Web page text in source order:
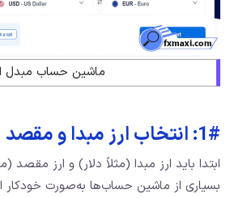
ماشین حساب مبدل
1#: انتخاب ارز مبدا و مقصد
ابتدا باید ارز مبدا (مثلاً دلار) و ارز مقصد
بسیاری از ماشین حساب‌ها به‌صورت خودکار